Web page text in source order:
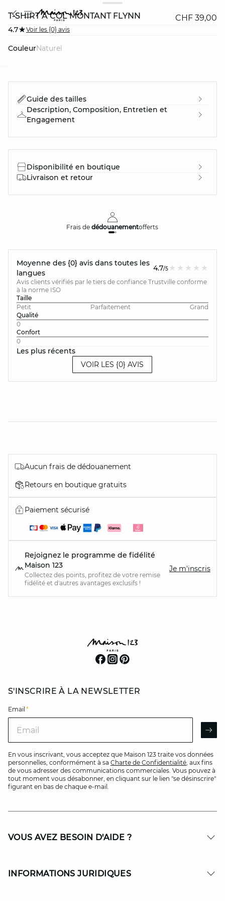
T-SHIRT À COL MONTANT FLYNN CHF 39,00
4.7 Voir les {0} avis
Couleur naturel
Guide des tailles
Description, Composition, Entretien et
Engagement
Disponibilité en boutique
Livraison et retour
Frais dedédouanementofferts
Moyenne des {0} avis dans toutes les
langues
4.7/5
Avis clients vérifiés par le tiers de confiance Trustville conforme
à la norme ISO
Taille
Petit
Parfaitement
Grand
Qualité
0
Confort
0
Les plus récents
VOIR LES {0} AVIS
Aucun frais de dédouanement
Retours en boutique gratuits
Paiement sécurisé
Rejoignez le programme de fidélité
Maison 123
Collectez des points, profitez de votre remise
fidélité et d'autres avantages exclusifs !
Je m'inscris
S'INSCRIRE À LA NEWSLETTER
Email *
En vous inscrivant, vous acceptez que Maison 123 traite vos données
personnelles, conformément à sa Charte de Confidentialité, aux fins
de vous adresser des communications commerciales. Vous pouvez à
tout moment vous désabonner, en cliquant sur le lien "se désinscrire"
figurant en bas de chaque e-mail.
VOUS AVEZ BESOIN D'AIDE ?
INFORMATIONS JURIDIQUES